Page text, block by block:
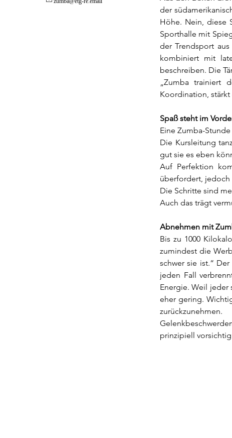
der
Höhe. Nein, diese
Sporthalle mit
der Trendsport
kombiniert mit
beschreiben. Die
„Zumba trainiert
Koordination, stärkt
Spaß steht im
Eine Zumba-
Die Kursleitung
gut sie es eben
Auf Perfektion
überfordert, jedoch
Die Schritte sind
Auch das trägt
Abnehmen mit
Bis zu 1000
zumindest die
schwer sie ist.“
jeden Fall
Energie. Weil jeder
eher gering.
prinzipiell